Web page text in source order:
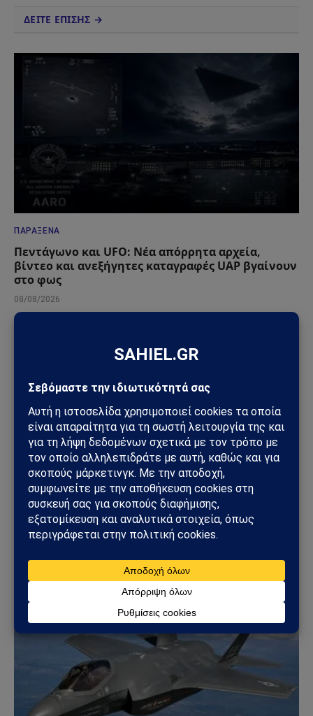
ΔΕΙΤΕ ΕΠΙΣΗΣ →
ΠΑΡΆΞΕΝΑ
Πεντάγωνο και UFO: Νέα απόρρητα αρχεία,
βίντεο και ανεξήγητες καταγραφές UAP βγαίνουν
στο φως
08/08/2026
ΓΕΩΣΤΡΑΤΗΓΙΚΉ
Ρωσία: Δορυφορικές εικόνες αποκαλύπτουν νέα
οχυρωμένα καταφύγια αεροσκαφών – Η Μόσχα